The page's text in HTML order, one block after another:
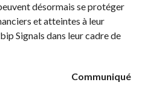
désormais se protéger
et atteintes à leur
Signals dans leur cadre de
Communiqué